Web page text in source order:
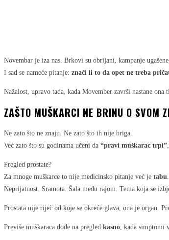
Novembar je iza nas. Brkovi su obrijani, kampanje
I sad se nameće pitanje: znači li to da opet ne treba
Nažalost, upravo tada, kada Movember završi nastane
ZAŠTO MUŠKARCI NE BRINU O SVOM
Ne zato što ne znaju. Ne zato što ih nije briga.
Već zato što su godinama učeni da “pravi muškarac trpi”
Pregled prostate?
Za mnoge muškarce to nije medicinsko pitanje već je tabu.
Neprijatnost. Sramota. Šala među rajom. Tema koja se
Prostata nije riječ od koje se okreće glava, ona je organ.
Previše muškaraca dođe na pregled kasno, kada simptomi